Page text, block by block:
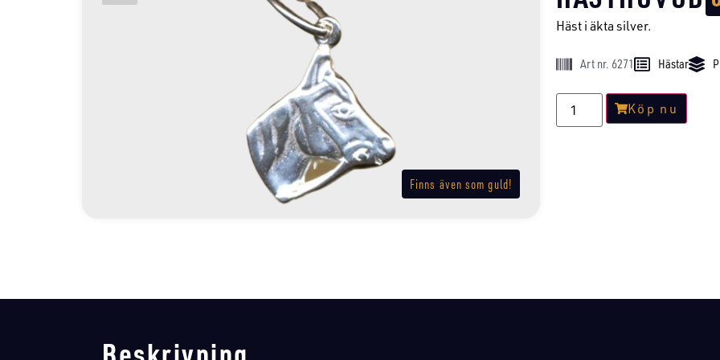
Finns även som guld!
Häst i äkta silver.
Art nr. 6271 Hästar
Köp nu